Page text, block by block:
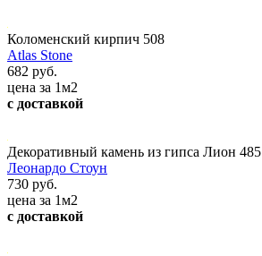
Коломенский кирпич 508
Atlas Stone
682 руб.
цена за 1м2
с доставкой
Декоративный камень из гипса Лион 485
Леонардо Стоун
730 руб.
цена за 1м2
с доставкой